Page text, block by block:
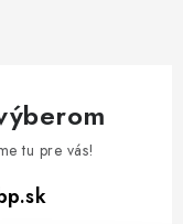
tu pre vás!